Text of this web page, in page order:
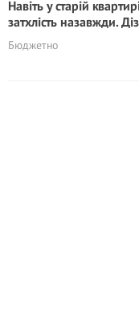
Навіть у старій
затхлість назавжди.
Бюджетно